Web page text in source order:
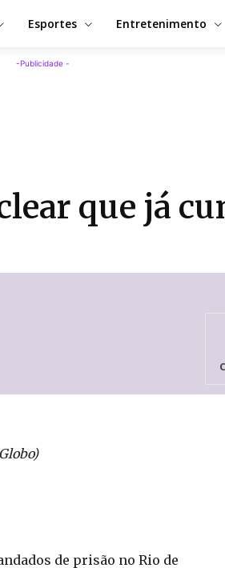
Esportes Entretenimento
-Publicidade -
que já
de prisão no Rio de